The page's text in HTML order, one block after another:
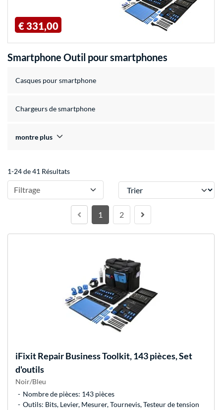
€ 331,00
Smartphone Outil pour smartphones
Casques pour smartphone
Chargeurs de smartphone
montre plus
1-24 de 41 Résultats
Filtrage Trier
1 2
iFixitRepair Business Toolkit, 143 pièces, Set
d'outils
Noir/Bleu
Nombre de pièces: 143 pièces
Outils: Bits, Levier, Mesurer, Tournevis, Testeur de tension